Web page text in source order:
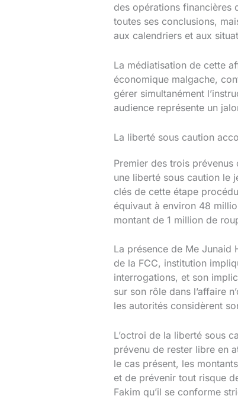
des opérations financières
toutes ses conclusions,
aux calendriers et aux
La médiatisation de cette
économique malgache,
gérer simultanément
audience représente un
La liberté sous caution
Premier des trois
une liberté sous caution le
clés de cette étape
équivaut à environ 48
montant de 1 million de
La présence de Me Junaid
de la FCC, institution
interrogations, et son
sur son rôle dans l’affaire
les autorités considèrent
L’octroi de la liberté sous
prévenu de rester libre en
le cas présent, les
et de prévenir tout risque
Fakim qu’il se conforme